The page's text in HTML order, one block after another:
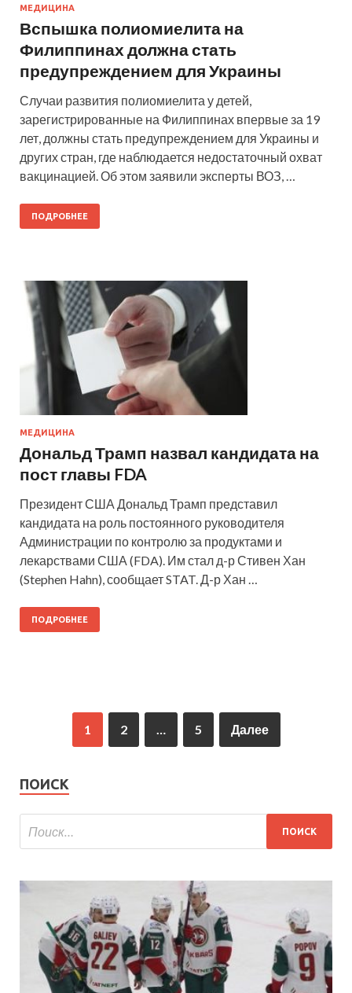
МЕДИЦИНА
Вспышка полиомиелита на
Филиппинах должна стать
предупреждением для Украины
Случаи развития полиомиелита у детей,
зарегистрированные на Филиппинах впервые за 19
лет, должны стать предупреждением для Украины и
других стран, где наблюдается недостаточный охват
вакцинацией. Об этом заявили эксперты ВОЗ, …
ПОДРОБНЕЕ
МЕДИЦИНА
Дональд Трамп назвал кандидата на
пост главы FDA
Президент США Дональд Трамп представил
кандидата на роль постоянного руководителя
Администрации по контролю за продуктами и
лекарствами США (FDA). Им стал д-р Стивен Хан
(Stephen Hahn), сообщает STAT. Д-р Хан …
ПОДРОБНЕЕ
1 2 … 5 Далее
ПОИСК